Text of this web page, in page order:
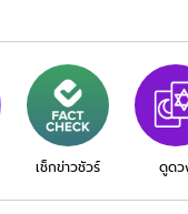
เช็กข่าวชัวร์ ดูดว